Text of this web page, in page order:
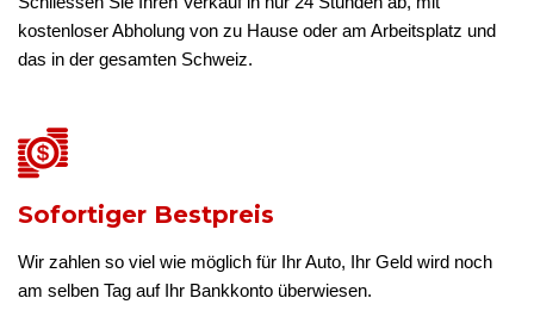
kostenloser Abholung von zu Hause oder am Arbeitsplatz und
das in der gesamten Schweiz.
Sofortiger Bestpreis
Wir zahlen so viel wie möglich für Ihr Auto, Ihr Geld wird noch
am selben Tag auf Ihr Bankkonto überwiesen.